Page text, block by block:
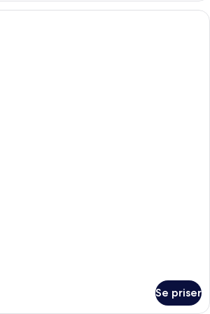
Se priser